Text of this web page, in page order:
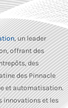
, un leader
offrant des
des
des Pinnacle
et automatisation.
innovations et les